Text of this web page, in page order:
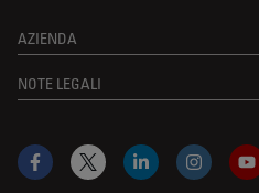
AZIENDA
NOTE LEGALI
Facebook
X LinkedIn